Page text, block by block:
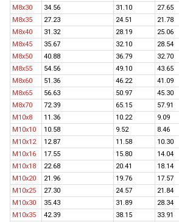
M8x30
34.56 31.10
27.65
M8x35
27.23 24.51
21.78
M8x40
31.32 28.19
25.06
M8x45
35.67 32.10
28.54
M8x50
40.88 36.79
32.70
M8x55
54.56 49.10
43.65
M8x60
51.36 46.22
41.09
M8x65
56.63 50.97
45.30
M8x70
72.39 65.15
57.91
M10x8
11.36 10.22
9.09
M10x10
10.58 9.52
8.46
M10x12
12.87 11.58
10.30
M10x16
17.55 15.80
14.04
M10x18
22.68 20.41
18.14
M10x20
21.96 19.76
17.57
M10x25
27.30 24.57
21.84
M10x30
35.43 31.89
28.34
M10x35
42.39 38.15
33.91